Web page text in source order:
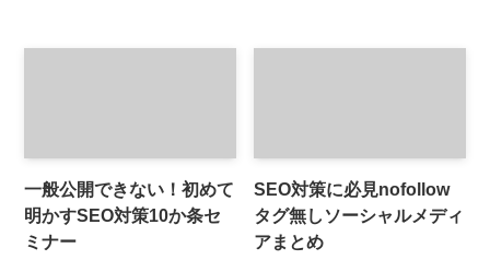
一般公開できない！初めて
明かすSEO対策10か条セ
ミナー
SEO対策に必見nofollow
タグ無しソーシャルメディ
アまとめ